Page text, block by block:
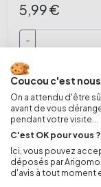
5,99 €
-
Coucou c'est
On a attendu d'être
avant de vous
pendant votre visite...
C'est OK pour vous ?
Ici, vous pouvez
déposés par
d'avis à tout moment